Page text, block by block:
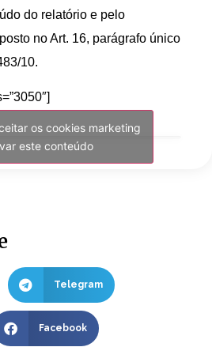
do relatório e pelo
no Art. 16, parágrafo único
10.
os cookies marketing
este conteúdo
Telegram
Facebook